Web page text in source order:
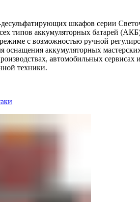
десульфатирующих шкафов серии
типов аккумуляторных батарей
с возможностью ручной
оснащения аккумуляторных
автомобильных
техники.